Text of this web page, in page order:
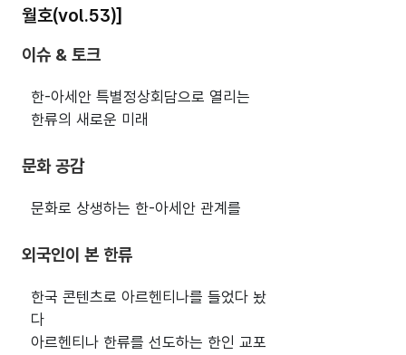
월호(vol.53)]
이슈 & 토크
한-아세안 특별정상회담으로 열리는
한류의 새로운 미래
문화 공감
문화로 상생하는 한-아세안 관계를
외국인이 본 한류
한국 콘텐츠로 아르헨티나를 들었다 놨
다
아르헨티나 한류를 선도하는 한인 교포